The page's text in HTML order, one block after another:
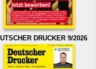
DRUCKER 9/2026